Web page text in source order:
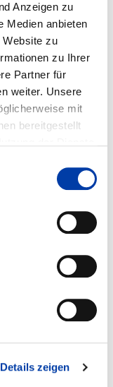
Anzeigen zu
Medien anbieten
Website zu
zu Ihrer
Partner für
weiter. Unsere
mit
bereitgestellt
Details zeigen
DES
DES
VON A
BEISPIEL V